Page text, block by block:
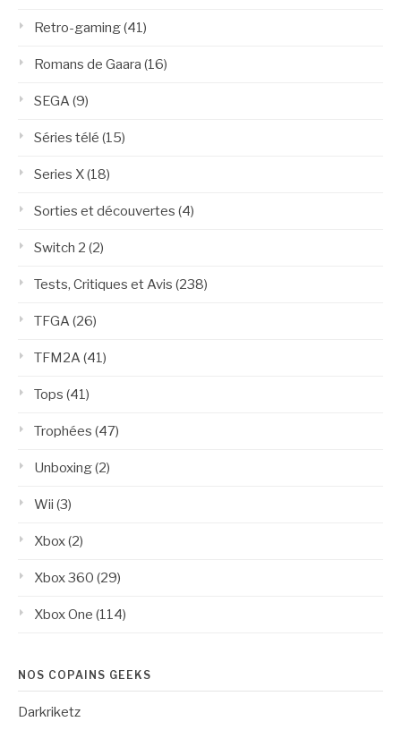
Retro-gaming(41)
Romans de Gaara (16)
SEGA(9)
Séries télé (15)
Series X(18)
Sorties et découvertes (4)
Switch 2 (2)
Tests, Critiques et Avis (238)
TFGA(26)
TFM2A(41)
Tops (41)
Trophées (47)
Unboxing(2)
Wii (3)
Xbox(2)
Xbox 360 (29)
Xbox One (114)
NOS COPAINS GEEKS
Darkriketz